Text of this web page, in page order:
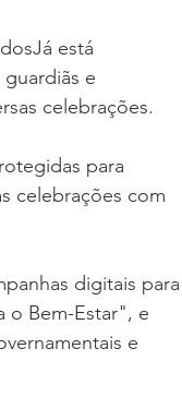
está
e
celebrações.
para
celebrações com
digitais para
o Bem-Estar", e
e